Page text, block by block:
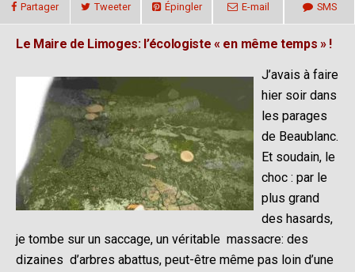
Partager Tweeter Épingler E-mail SMS
Le Maire de Limoges: l’écologiste « en même temps » !
J’avais à faire
hier soir dans
les parages
de Beaublanc.
Et soudain, le
choc : par le
plus grand
des hasards,
je tombe sur un saccage, un véritable massacre: des
dizaines d’arbres abattus, peut-être même pas loin d’une